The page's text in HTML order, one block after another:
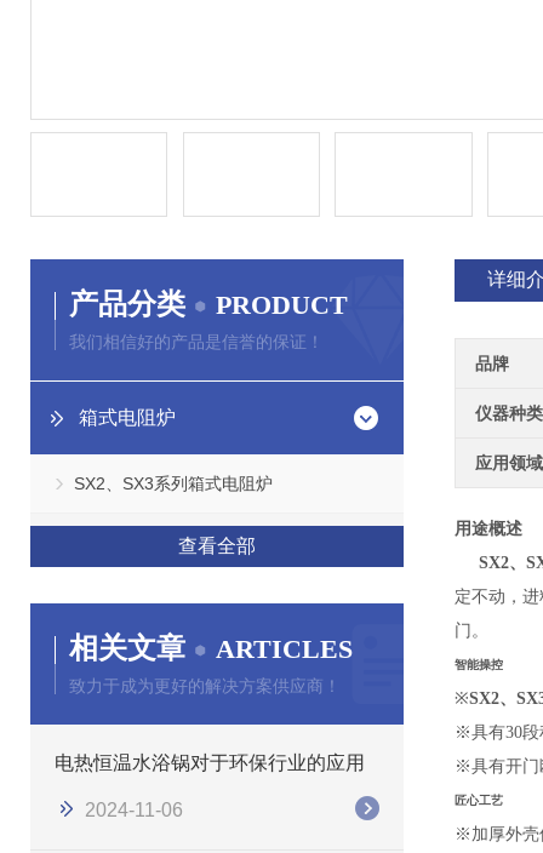
产品分类 PRODUCT
我们相信好的产品是信誉的保证！
箱式电阻炉
SX2、SX3系列箱式电阻炉
查看全部
相关文章 ARTICLES
致力于成为更好的解决方案供应商！
电热恒温水浴锅对于环保行业的应用
2024-11-06
详细
品牌
仪器种类
应用领域
用途概述
SX2、
定不动，
门。
智能操控
※SX2、
※具有30段
※具有开门
匠心工艺
※加厚外壳